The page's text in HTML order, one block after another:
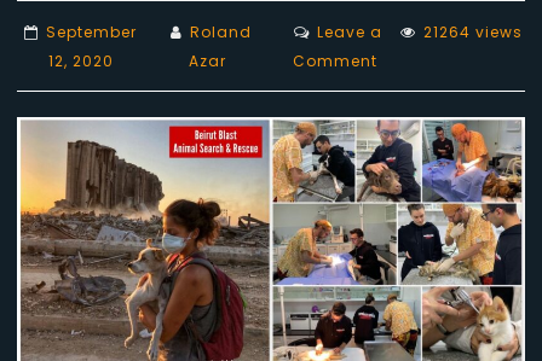
September
12, 2020
Roland
Azar
Leave a
Commenton
Animals
Lebanon
have
worked
round
the
clock
to
help
animals
21264 views